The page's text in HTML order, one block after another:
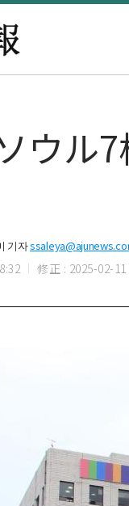
ウル
기자
修正 : 2025-02-11